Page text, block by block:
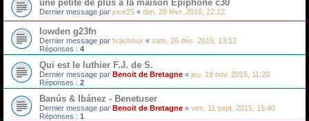
une petite de plus a la maison Epiphone c30
Dernier message par joce25 « dim. 28 févr. 2016, 22:12
lowden g23fn
Dernier message par tvachoux « sam. 26 déc. 2015, 13:12
Réponses : 4
Qui est le luthier F.J. de S.
Dernier message par Benoit de Bretagne « jeu. 19 nov. 2015, 11:20
Réponses : 2
Banús & Ibánez - Benetuser
Dernier message par Benoit de Bretagne « ven. 11 sept. 2015, 15:40
Réponses : 1